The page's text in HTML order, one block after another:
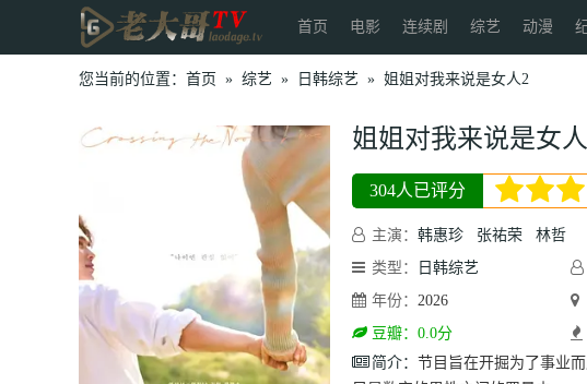
首页 电影 连续剧 综艺 动漫
您当前的位置： 首页 » 综艺 » 日韩综艺 » 姐姐对我来说是女人2
姐姐对我来说是女
304人已评分
主演： 韩惠珍 张祐荣
林哲
类型：
日韩综艺
年份： 2026
豆瓣：0.0分
简介： 节目旨在开掘为了事业